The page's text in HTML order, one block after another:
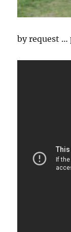
by request …